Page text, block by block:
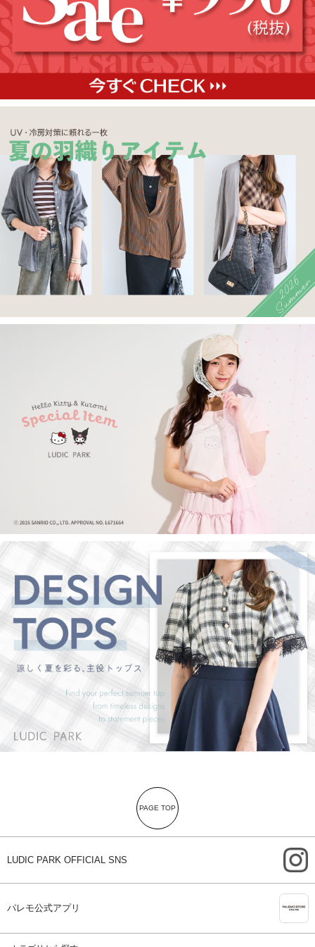
PAGE TOP
LUDIC PARK OFFICIAL SNS
パレモ公式アプリ